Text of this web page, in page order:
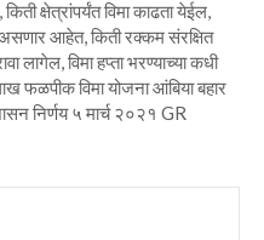
क्षेत्रांपर्यंत विमा काढता येईल,
आहेत, किती रक्कम संरक्षित
लागेल, विमा हप्ता भरण्याच्या कधी
फळपीक विमा योजना आंबिया बहार
निर्णय ५ मार्च २०२१ GR